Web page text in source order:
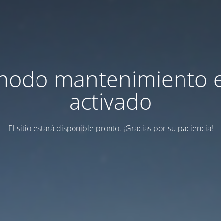
mantenimiento
activado
El sitio estará disponible pronto. ¡Gracias por su paciencia!